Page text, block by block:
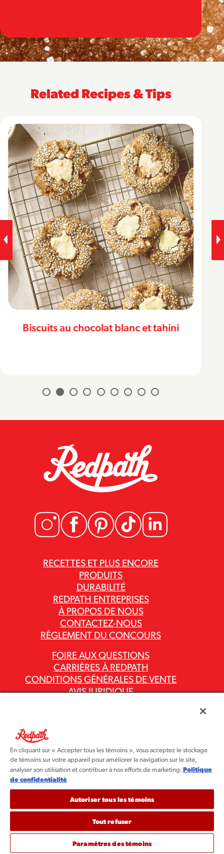
Related Recipes & Tips
Biscuits au chocolat blanc et tahini
RECETTES ET PLUS ENCORE
PRODUITS
DURABILITÉ
REDPATH ENTREPRISES
À PROPOS DE NOUS
CONTACTEZ-NOUS
RÈGLEMENT DU CONCOURS
FOIRE AUX QUESTIONS
CARRIÈRES À REDPATH
CONDITIONS GÉNÉRALES DE VENTE
AVIS JURIDIQUE
CONTRE L’ESCLAVAGE MODERNE
CODES ET POLITIQUES DU GROUPE ASR
©2026 Redpath Sugar Ltée. Tous droits réservés. Redpath
Sugar fait partie du groupe ASR®.
En cliquant sur « Accepter tous les témoins », vous acceptez le stockage
de témoins sur votre appareil pour améliorer la navigation sur le site,
analyser son utilisation et contribuer à nos efforts de marketing.Politique
de confidentialité
Autoriser tous les témoins
Tout refuser
Paramètres des témoins